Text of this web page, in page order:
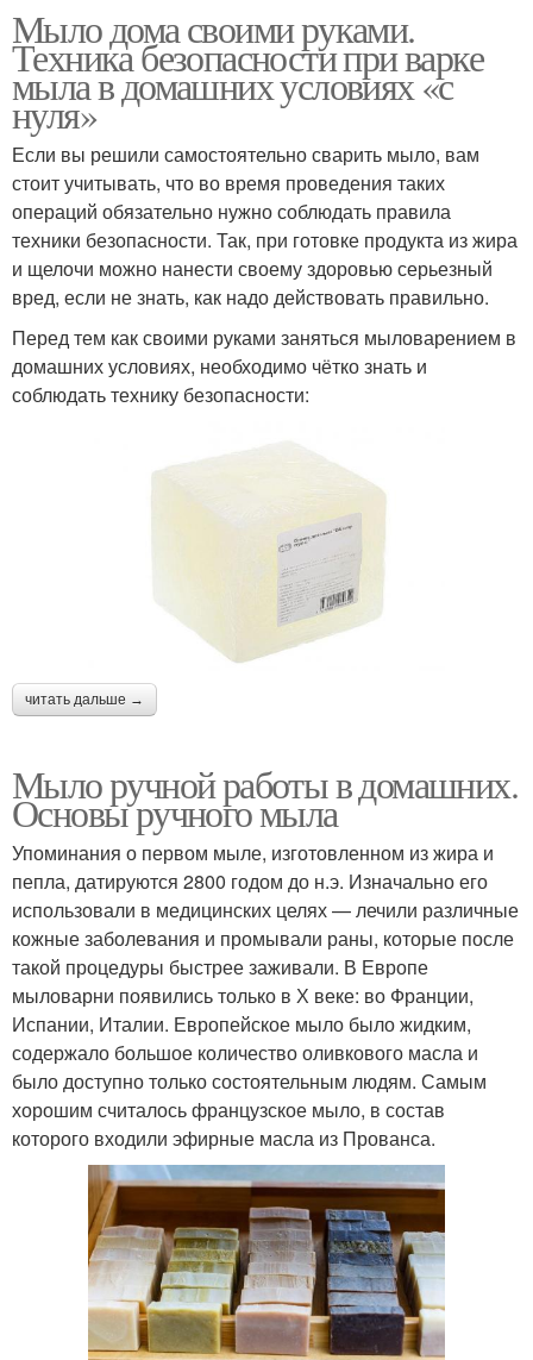
Мыло дома своими руками.
Техника безопасности при варке
мыла в домашних условиях «с
нуля»
Если вы решили самостоятельно сварить мыло, вам
стоит учитывать, что во время проведения таких
операций обязательно нужно соблюдать правила
техники безопасности. Так, при готовке продукта из жира
и щелочи можно нанести своему здоровью серьезный
вред, если не знать, как надо действовать правильно.
Перед тем как своими руками заняться мыловарением в
домашних условиях, необходимо чётко знать и
соблюдать технику безопасности:
читать дальше →
Мыло ручной работы в домашних.
Основы ручного мыла
Упоминания о первом мыле, изготовленном из жира и
пепла, датируются 2800 годом до н.э. Изначально его
использовали в медицинских целях — лечили различные
кожные заболевания и промывали раны, которые после
такой процедуры быстрее заживали. В Европе
мыловарни появились только в Х веке: во Франции,
Испании, Италии. Европейское мыло было жидким,
содержало большое количество оливкового масла и
было доступно только состоятельным людям. Самым
хорошим считалось французское мыло, в состав
которого входили эфирные масла из Прованса.